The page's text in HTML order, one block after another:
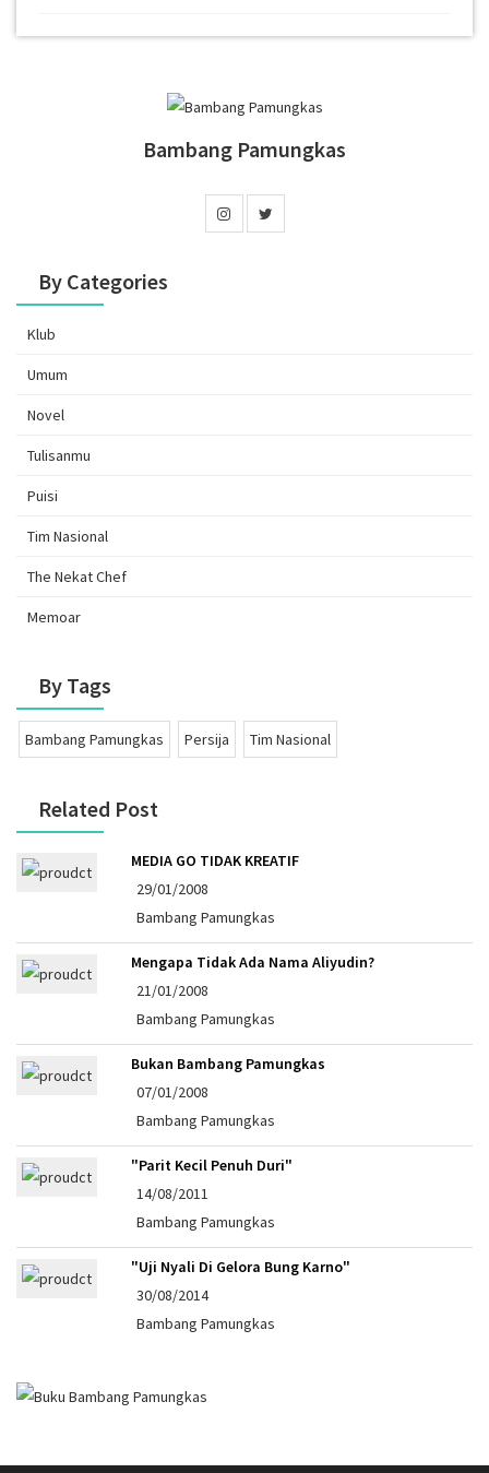
Bambang Pamungkas
By Categories
Klub
Umum
Novel
Tulisanmu
Puisi
Tim Nasional
The Nekat Chef
Memoar
By Tags
Bambang Pamungkas Persija Tim Nasional
Related Post
MEDIA GO TIDAK KREATIF
29/01/2008
Bambang Pamungkas
Mengapa Tidak Ada Nama Aliyudin?
21/01/2008
Bambang Pamungkas
Bukan Bambang Pamungkas
07/01/2008
Bambang Pamungkas
"Parit Kecil Penuh Duri"
14/08/2011
Bambang Pamungkas
"Uji Nyali Di Gelora Bung Karno"
30/08/2014
Bambang Pamungkas